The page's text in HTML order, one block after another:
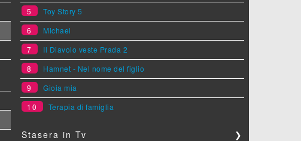
5
Toy Story 5
6
Michael
7
Il Diavolo veste Prada 2
8
Hamnet - Nel nome del figlio
9
Gioia mia
10
Terapia di famiglia
Stasera in Tv ❯